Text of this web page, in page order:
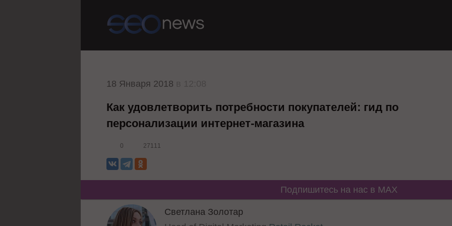
18 Января 2018
Как удовлетворить потребности покупателей: гид по
персонализации интернет-магазина
0 27111
Подпишитесь на нас в MAX
Светлана Золотар